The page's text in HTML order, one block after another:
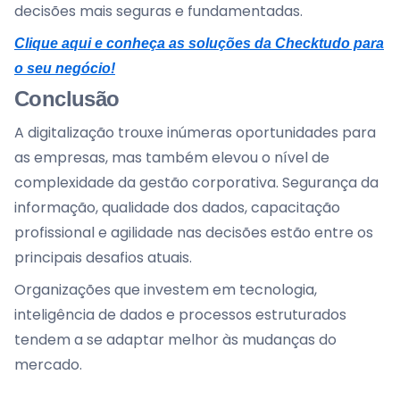
decisões mais seguras e fundamentadas.
Clique aqui e conheça as soluções da Checktudo para
o seu negócio!
Conclusão
A digitalização trouxe inúmeras oportunidades para
as empresas, mas também elevou o nível de
complexidade da gestão corporativa. Segurança da
informação, qualidade dos dados, capacitação
profissional e agilidade nas decisões estão entre os
principais desafios atuais.
Organizações que investem em tecnologia,
inteligência de dados e processos estruturados
tendem a se adaptar melhor às mudanças do
mercado.